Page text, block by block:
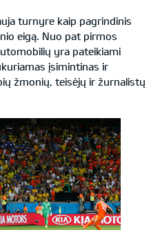
turnyre kaip pagrindinis
eigą. Nuo pat pirmos
yra pateikiami
įsimintinas ir
žmonių, teisėjų ir žurnalistų